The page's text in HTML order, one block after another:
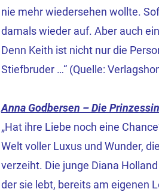
nie mehr wiedersehen wollte.
damals wieder auf. Aber auch
Denn Keith ist nicht nur die
Stiefbruder …“ (Quelle:
Anna Godbersen – Die
„Hat ihre Liebe noch eine
Welt voller Luxus und Wunder,
verzeiht. Die junge Diana
der sie lebt, bereits am eigenen